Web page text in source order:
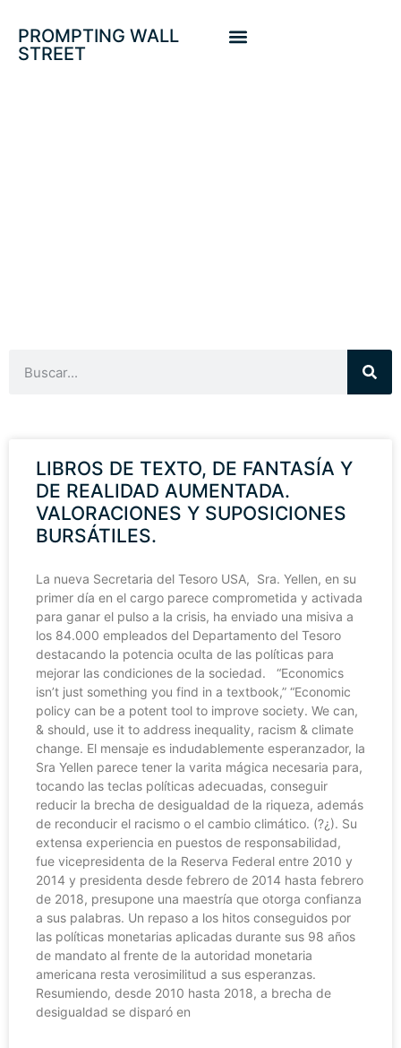
PROMPTING WALL
STREET
LIBROS DE TEXTO, DE FANTASÍA Y
DE REALIDAD AUMENTADA.
VALORACIONES Y SUPOSICIONES
BURSÁTILES.
La nueva Secretaria del Tesoro USA, Sra. Yellen, en su
primer día en el cargo parece comprometida y activada
para ganar el pulso a la crisis, ha enviado una misiva a
los 84.000 empleados del Departamento del Tesoro
destacando la potencia oculta de las políticas para
mejorar las condiciones de la sociedad. “Economics
isn’t just something you find in a textbook,” “Economic
policy can be a potent tool to improve society. We can,
& should, use it to address inequality, racism & climate
change. El mensaje es indudablemente esperanzador, la
Sra Yellen parece tener la varita mágica necesaria para,
tocando las teclas políticas adecuadas, conseguir
reducir la brecha de desigualdad de la riqueza, además
de reconducir el racismo o el cambio climático. (?¿). Su
extensa experiencia en puestos de responsabilidad,
fue vicepresidenta de la Reserva Federal entre 2010 y
2014 y presidenta desde febrero de 2014 hasta febrero
de 2018, presupone una maestría que otorga confianza
a sus palabras. Un repaso a los hitos conseguidos por
las políticas monetarias aplicadas durante sus 98 años
de mandato al frente de la autoridad monetaria
americana resta verosimilitud a sus esperanzas.
Resumiendo, desde 2010 hasta 2018, a brecha de
desigualdad se disparó en